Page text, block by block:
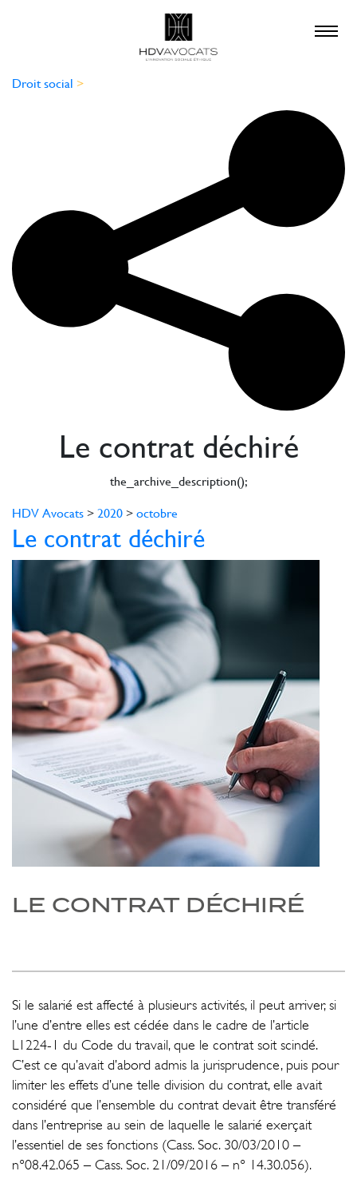
×
QUE RECHERCHEZ-
Droit social >
Le contrat déchiré
the_archive_description();
HDV Avocats > 2020 > octobre
Le contrat déchiré
LE CONTRAT DÉCHIRÉ
Si le salarié est affecté à plusieurs activités, il peut arriver, si
l’une d’entre elles est cédée dans le cadre de l’article
L1224-1 du Code du travail, que le contrat soit scindé.
C’est ce qu’avait d’abord admis la jurisprudence, puis pour
limiter les effets d’une telle division du contrat, elle avait
considéré que l’ensemble du contrat devait être transféré
dans l’entreprise au sein de laquelle le salarié exerçait
l’essentiel de ses fonctions (Cass. Soc. 30/03/2010 –
n°08.42.065 – Cass. Soc. 21/09/2016 – n° 14.30.056).